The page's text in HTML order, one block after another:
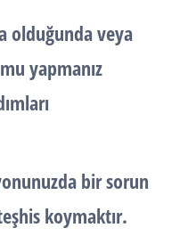
olduğunda veya
yapmanız
bir sorun
koymaktır.